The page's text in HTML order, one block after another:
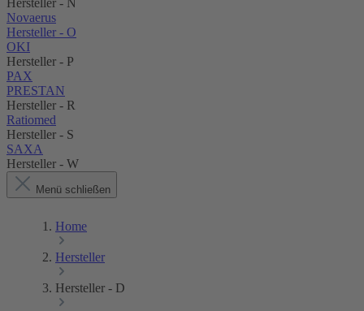
Hersteller - N
Novaerus
Hersteller - O
OKI
Hersteller - P
PAX
PRESTAN
Hersteller - R
Ratiomed
Hersteller - S
SAXA
Hersteller - W
Menü schließen
Home
Hersteller
Hersteller - D